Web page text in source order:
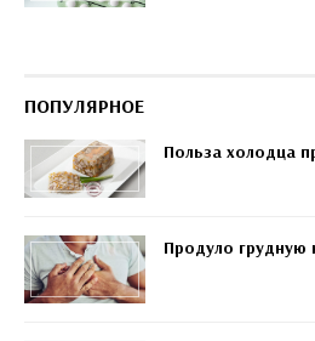
ПОПУЛЯРНОЕ
Польза холодца
Продуло грудную